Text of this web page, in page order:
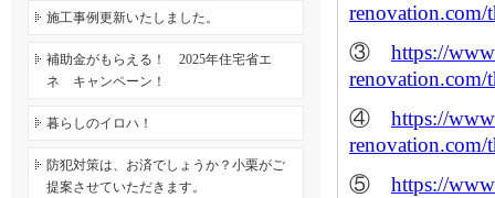
renovation.com/
③ https://
renovation.com/
④ https://
renovation.com/
⑤ https://
施工事例更新いたしました。
補助金がもらえる！ 2025年住宅省エ
ネ キャンペーン！
暮らしのイロハ！
防犯対策は、お済でしょうか？小栗がご
提案させていただきます。